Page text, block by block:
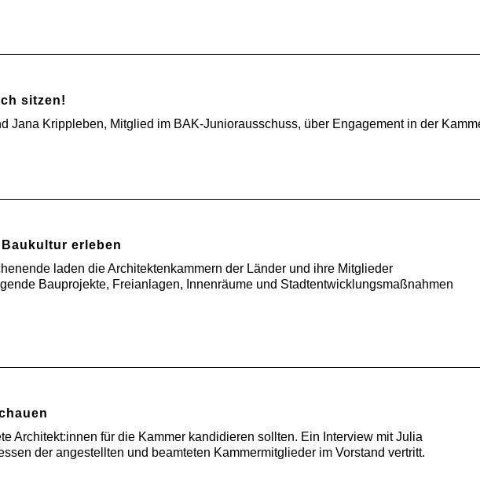
sitzen!
Jana Krippleben, Mitglied im BAK-Juniorausschuss, über Engagement in der
erleben
laden die Architektenkammern der Länder und ihre Mitglieder
Bauprojekte, Freianlagen, Innenräume und Stadtentwicklungsmaßnahmen
Architekt:innen für die Kammer kandidieren sollten. Ein Interview mit Julia
der angestellten und beamteten Kammermitglieder im Vorstand vertritt.